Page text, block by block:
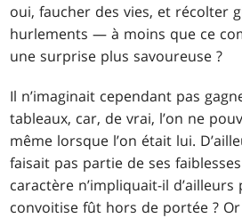
oui, faucher des vies, et récolter
hurlements — à moins que ce
une surprise plus savoureuse ?
Il n’imaginait cependant pas
tableaux, car, de vrai, l’on ne
même lorsque l’on était lui.
faisait pas partie de ses
caractère n’impliquait-il d’ailleurs
convoitise fût hors de portée ?